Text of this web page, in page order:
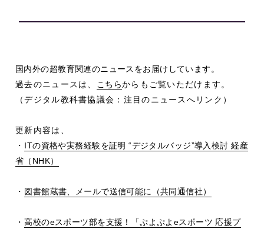
国内外の超教育関連のニュースをお届けしています。
過去のニュースは、
こちらからもご覧いただけます。
（デジタル教科書協議会：注目のニュースへリンク）
更新内容は、
・ ITの資格や実務経験を証明 “デジタルバッジ”導入検討 経産
省（ NHK）
・ 図書館蔵書、メールで送信可能に（共同通信社）
・高校のeスポーツ部を支援！「ぷよぷよ eスポーツ 応援プ